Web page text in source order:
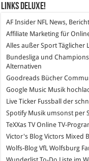
Links DeLuXe!
AF Insider NFL News,
Affiliate Marketing für
Alles außer Sport Täglicher
Bundesliga und
Alternativen
Goodreads Bücher
Google Music Musik
Live Ticker Fussball der
SpotifyMusik umsonst per
TeXXas TVOnline TV-
Victor's Blog Victors Mixed
Wolfs-Blog VfL Wolfsburg